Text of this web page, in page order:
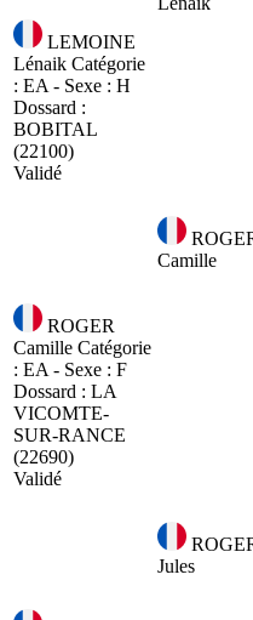
LEMOINE
Lénaik Catégorie
: EA - Sexe : H
Dossard :
BOBITAL
(22100)
Validé
Camille
ROGER
Camille Catégorie
: EA - Sexe : F
Dossard : LA
VICOMTE-
SUR-RANCE
(22690)
Validé
Jules